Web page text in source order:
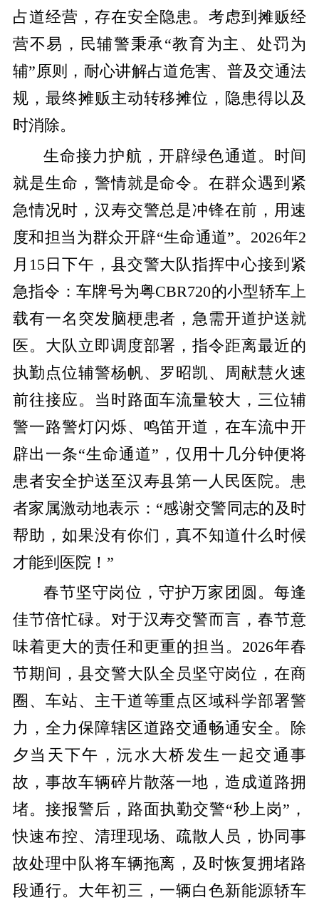
占道经营，存在安全隐患。考虑到摊贩经
营不易，民辅警秉承“教育为主、处罚为
辅”原则，耐心讲解占道危害、普及交通法
规，最终摊贩主动转移摊位，隐患得以及
时消除。
生命接力护航，开辟绿色通道。 时间
就是生命，警情就是命令。在群众遇到紧
急情况时，汉寿交警总是冲锋在前，用速
度和担当为群众开辟“生命通道”。 2026年2
月15日下午，县交警大队指挥中心接到紧
急指令：车牌号为粤CBR720的小型轿车上
载有一名突发脑梗患者，急需开道护送就
医。大队立即调度部署，指令距离最近的
执勤点位辅警杨帆、罗昭凯、周献慧火速
前往接应。当时路面车流量较大，三位辅
警一路警灯闪烁、鸣笛开道，在车流中开
辟出一条“生命通道”，仅用十几分钟便将
患者安全护送至汉寿县第一人民医院。患
者家属激动地表示：“感谢交警同志的及时
帮助，如果没有你们，真不知道什么时候
才能到医院！”
春节坚守岗位，守护万家团圆。 每逢
佳节倍忙碌。对于汉寿交警而言，春节意
味着更大的责任和更重的担当。 2026年春
节期间，县交警大队全员坚守岗位，在商
圈、车站、主干道等重点区域科学部署警
力，全力保障辖区道路交通畅通安全。
除
夕当天下午，沅水大桥发生一起交通事
故，事故车辆碎片散落一地，造成道路拥
堵。接报警后，路面执勤交警“秒上岗”，
快速布控、清理现场、疏散人员，协同事
故处理中队将车辆拖离，及时恢复拥堵路
段通行。大年初三，一辆白色新能源轿车